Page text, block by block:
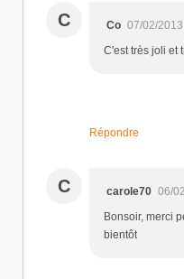
C Co 07/02/
C'est très joli et
Répondre
C carole70 06/
Bonsoir, merci
bientôt